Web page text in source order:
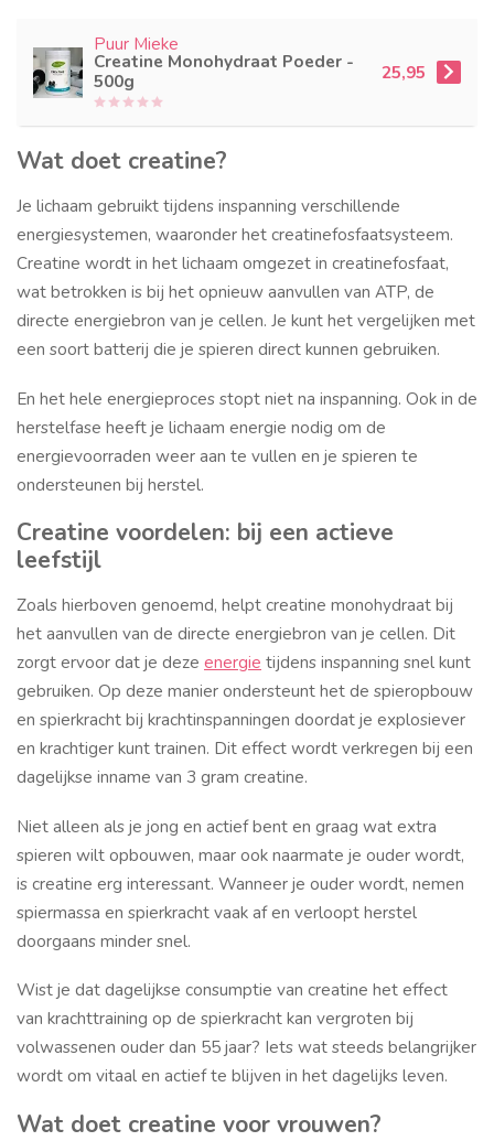
Puur Mieke
Creatine Monohydraat Poeder -
500g
25,95
Wat doet creatine?
Je lichaam gebruikt tijdens inspanning verschillende
energiesystemen, waaronder het creatinefosfaatsysteem.
Creatine wordt in het lichaam omgezet in creatinefosfaat,
wat betrokken is bij het opnieuw aanvullen van ATP, de
directe energiebron van je cellen. Je kunt het vergelijken met
een soort batterij die je spieren direct kunnen gebruiken.
En het hele energieproces stopt niet na inspanning. Ook in de
herstelfase heeft je lichaam energie nodig om de
energievoorraden weer aan te vullen en je spieren te
ondersteunen bij herstel.
Creatine voordelen: bij een actieve
leefstijl
Zoals hierboven genoemd, helpt creatine monohydraat bij
het aanvullen van de directe energiebron van je cellen. Dit
zorgt ervoor dat je deze energie tijdens inspanning snel kunt
gebruiken. Op deze manier ondersteunt het de spieropbouw
en spierkracht bij krachtinspanningen doordat je explosiever
en krachtiger kunt trainen. Dit effect wordt verkregen bij een
dagelijkse inname van 3 gram creatine.
Niet alleen als je jong en actief bent en graag wat extra
spieren wilt opbouwen, maar ook naarmate je ouder wordt,
is creatine erg interessant. Wanneer je ouder wordt, nemen
spiermassa en spierkracht vaak af en verloopt herstel
doorgaans minder snel.
Wist je dat dagelijkse consumptie van creatine het effect
van krachttraining op de spierkracht kan vergroten bij
volwassenen ouder dan 55 jaar? Iets wat steeds belangrijker
wordt om vitaal en actief te blijven in het dagelijks leven.
Wat doet creatine voor vrouwen?